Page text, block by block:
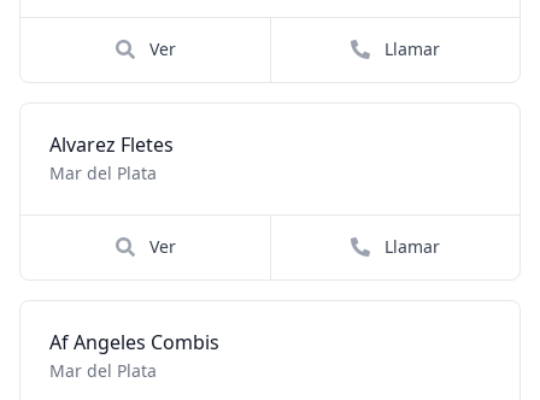
Ver Llamar
Alvarez Fletes
Mar del Plata
Ver Llamar
Af Angeles Combis
Mar del Plata